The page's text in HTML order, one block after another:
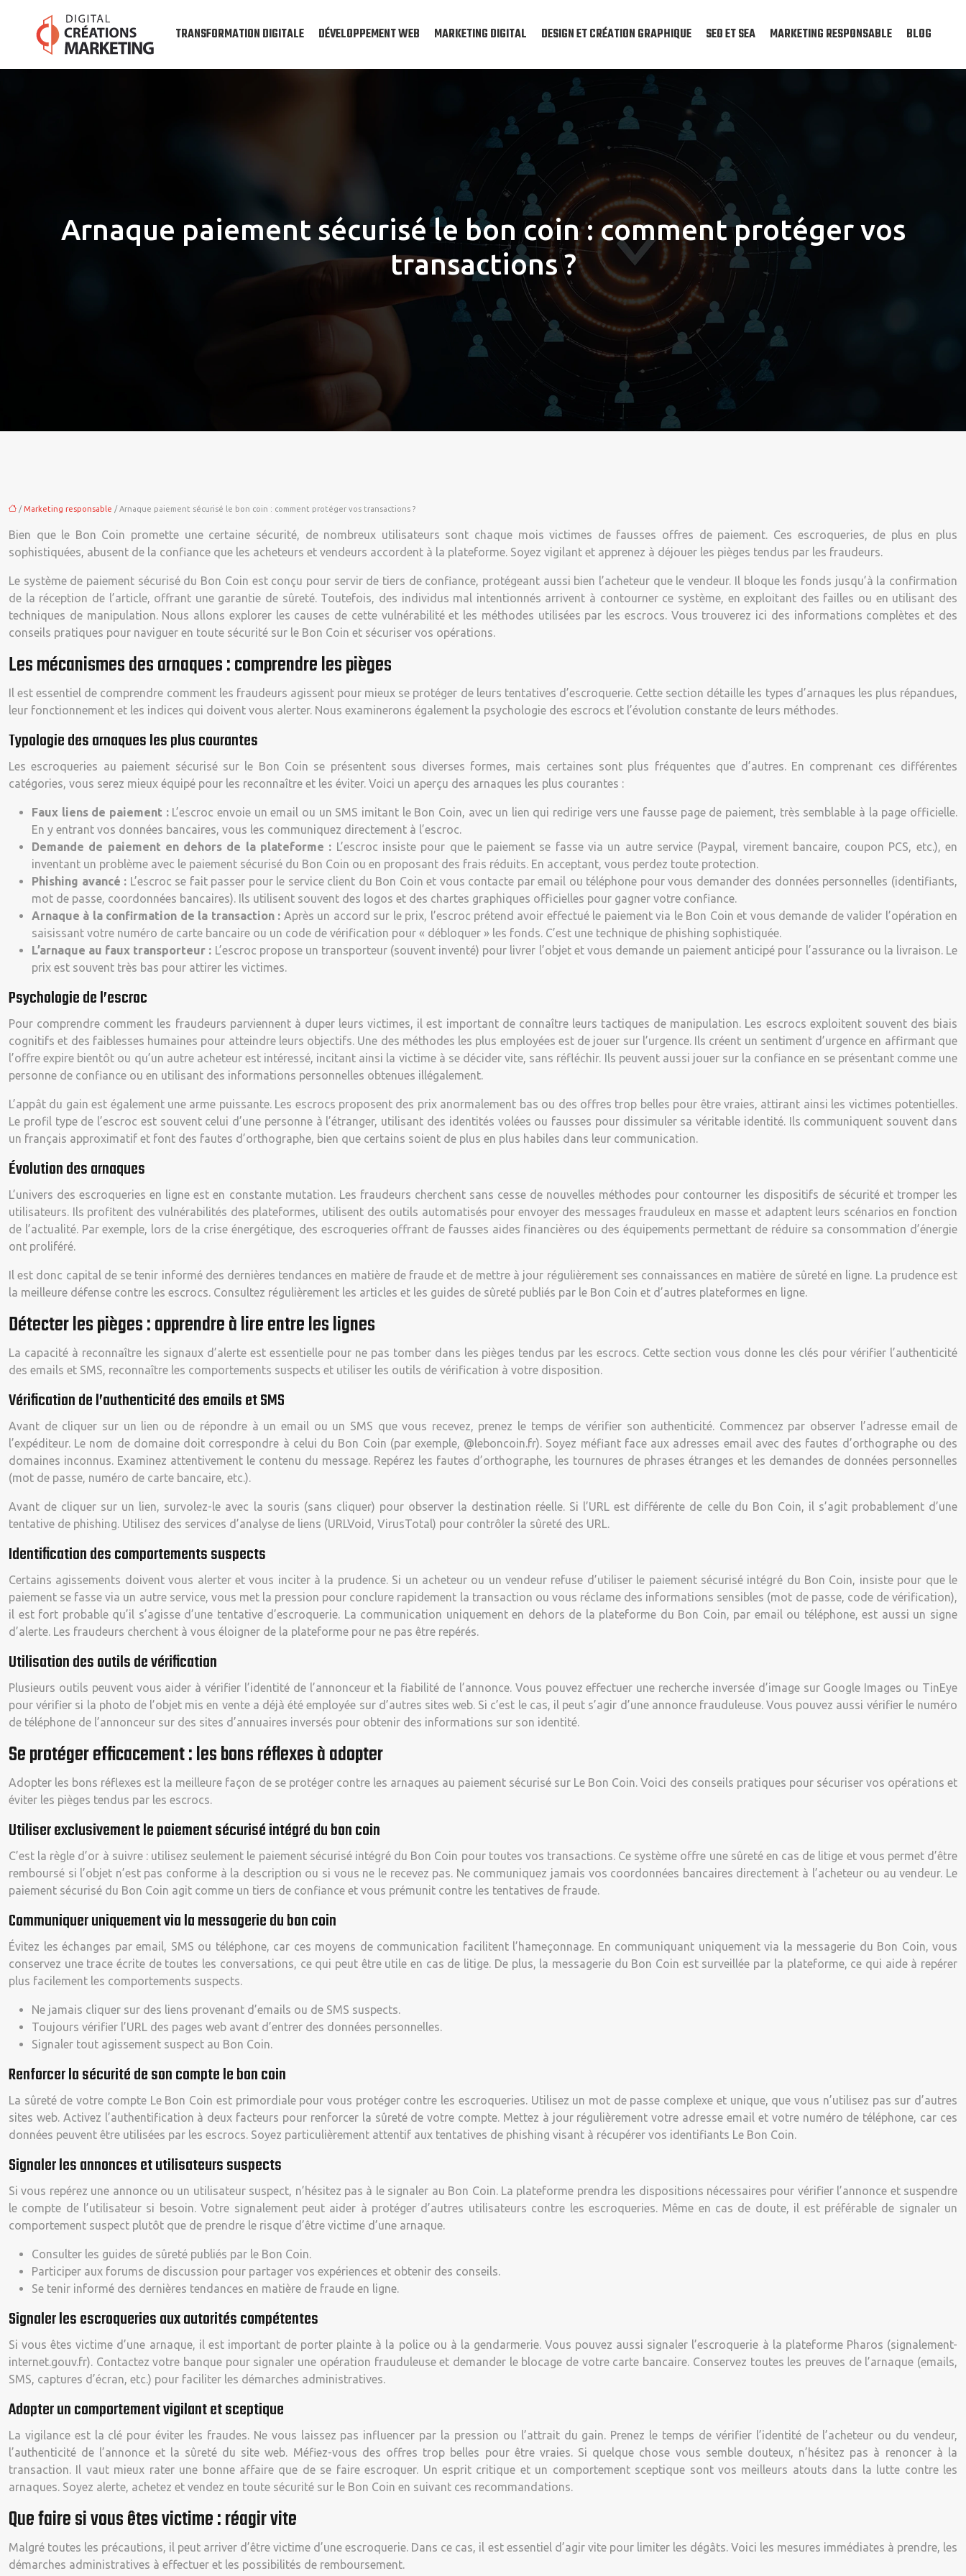
TRANSFORMATION DIGITALE DÉVELOPPEMENT WEB MARKETING DIGITAL DESIGN ET CRÉATION GRAPHIQUE SEO ET SEA MARKETING RESPONSABLE BLOG
Arnaque paiement sécurisé le bon coin : comment protéger vos
transactions ?
/Marketing responsable / Arnaque paiement sécurisé le bon coin : comment protéger vos transactions ?
Bien que le Bon Coin promette une certaine sécurité, de nombreux utilisateurs sont chaque mois victimes de fausses offres de paiement. Ces escroqueries, de plus en plus
sophistiquées, abusent de la confiance que les acheteurs et vendeurs accordent à la plateforme. Soyez vigilant et apprenez à déjouer les pièges tendus par les fraudeurs.
Le système de paiement sécurisé du Bon Coin est conçu pour servir de tiers de confiance, protégeant aussi bien l’acheteur que le vendeur. Il bloque les fonds jusqu’à la confirmation
de la réception de l’article, offrant une garantie de sûreté. Toutefois, des individus mal intentionnés arrivent à contourner ce système, en exploitant des failles ou en utilisant des
techniques de manipulation. Nous allons explorer les causes de cette vulnérabilité et les méthodes utilisées par les escrocs. Vous trouverez ici des informations complètes et des
conseils pratiques pour naviguer en toute sécurité sur le Bon Coin et sécuriser vos opérations.
Les mécanismes des arnaques : comprendre les pièges
Il est essentiel de comprendre comment les fraudeurs agissent pour mieux se protéger de leurs tentatives d’escroquerie. Cette section détaille les types d’arnaques les plus répandues,
leur fonctionnement et les indices qui doivent vous alerter. Nous examinerons également la psychologie des escrocs et l’évolution constante de leurs méthodes.
Typologie des arnaques les plus courantes
Les escroqueries au paiement sécurisé sur le Bon Coin se présentent sous diverses formes, mais certaines sont plus fréquentes que d’autres. En comprenant ces différentes
catégories, vous serez mieux équipé pour les reconnaître et les éviter. Voici un aperçu des arnaques les plus courantes :
Faux liens de paiement : L’escroc envoie un email ou un SMS imitant le Bon Coin, avec un lien qui redirige vers une fausse page de paiement, très semblable à la page officielle.
En y entrant vos données bancaires, vous les communiquez directement à l’escroc.
Demande de paiement en dehors de la plateforme : L’escroc insiste pour que le paiement se fasse via un autre service (Paypal, virement bancaire, coupon PCS, etc.), en
inventant un problème avec le paiement sécurisé du Bon Coin ou en proposant des frais réduits. En acceptant, vous perdez toute protection.
Phishing avancé : L’escroc se fait passer pour le service client du Bon Coin et vous contacte par email ou téléphone pour vous demander des données personnelles (identifiants,
mot de passe, coordonnées bancaires). Ils utilisent souvent des logos et des chartes graphiques officielles pour gagner votre confiance.
Arnaque à la confirmation de la transaction : Après un accord sur le prix, l’escroc prétend avoir effectué le paiement via le Bon Coin et vous demande de valider l’opération en
saisissant votre numéro de carte bancaire ou un code de vérification pour « débloquer » les fonds. C’est une technique de phishing sophistiquée.
L’arnaque au faux transporteur : L’escroc propose un transporteur (souvent inventé) pour livrer l’objet et vous demande un paiement anticipé pour l’assurance ou la livraison. Le
prix est souvent très bas pour attirer les victimes.
Psychologie de l’escroc
Pour comprendre comment les fraudeurs parviennent à duper leurs victimes, il est important de connaître leurs tactiques de manipulation. Les escrocs exploitent souvent des biais
cognitifs et des faiblesses humaines pour atteindre leurs objectifs. Une des méthodes les plus employées est de jouer sur l’urgence. Ils créent un sentiment d’urgence en affirmant que
l’offre expire bientôt ou qu’un autre acheteur est intéressé, incitant ainsi la victime à se décider vite, sans réfléchir. Ils peuvent aussi jouer sur la confiance en se présentant comme une
personne de confiance ou en utilisant des informations personnelles obtenues illégalement.
L’appât du gain est également une arme puissante. Les escrocs proposent des prix anormalement bas ou des offres trop belles pour être vraies, attirant ainsi les victimes potentielles.
Le profil type de l’escroc est souvent celui d’une personne à l’étranger, utilisant des identités volées ou fausses pour dissimuler sa véritable identité. Ils communiquent souvent dans
un français approximatif et font des fautes d’orthographe, bien que certains soient de plus en plus habiles dans leur communication.
Évolution des arnaques
L’univers des escroqueries en ligne est en constante mutation. Les fraudeurs cherchent sans cesse de nouvelles méthodes pour contourner les dispositifs de sécurité et tromper les
utilisateurs. Ils profitent des vulnérabilités des plateformes, utilisent des outils automatisés pour envoyer des messages frauduleux en masse et adaptent leurs scénarios en fonction
de l’actualité. Par exemple, lors de la crise énergétique, des escroqueries offrant de fausses aides financières ou des équipements permettant de réduire sa consommation d’énergie
ont proliféré.
Il est donc capital de se tenir informé des dernières tendances en matière de fraude et de mettre à jour régulièrement ses connaissances en matière de sûreté en ligne. La prudence est
la meilleure défense contre les escrocs. Consultez régulièrement les articles et les guides de sûreté publiés par le Bon Coin et d’autres plateformes en ligne.
Détecter les pièges : apprendre à lire entre les lignes
La capacité à reconnaître les signaux d’alerte est essentielle pour ne pas tomber dans les pièges tendus par les escrocs. Cette section vous donne les clés pour vérifier l’authenticité
des emails et SMS, reconnaître les comportements suspects et utiliser les outils de vérification à votre disposition.
Vérification de l’authenticité des emails et SMS
Avant de cliquer sur un lien ou de répondre à un email ou un SMS que vous recevez, prenez le temps de vérifier son authenticité. Commencez par observer l’adresse email de
l’expéditeur. Le nom de domaine doit correspondre à celui du Bon Coin (par exemple, @leboncoin.fr). Soyez méfiant face aux adresses email avec des fautes d’orthographe ou des
domaines inconnus. Examinez attentivement le contenu du message. Repérez les fautes d’orthographe, les tournures de phrases étranges et les demandes de données personnelles
(mot de passe, numéro de carte bancaire, etc.).
Avant de cliquer sur un lien, survolez-le avec la souris (sans cliquer) pour observer la destination réelle. Si l’URL est différente de celle du Bon Coin, il s’agit probablement d’une
tentative de phishing. Utilisez des services d’analyse de liens (URLVoid, VirusTotal) pour contrôler la sûreté des URL.
Identification des comportements suspects
Certains agissements doivent vous alerter et vous inciter à la prudence. Si un acheteur ou un vendeur refuse d’utiliser le paiement sécurisé intégré du Bon Coin, insiste pour que le
paiement se fasse via un autre service, vous met la pression pour conclure rapidement la transaction ou vous réclame des informations sensibles (mot de passe, code de vérification),
il est fort probable qu’il s’agisse d’une tentative d’escroquerie. La communication uniquement en dehors de la plateforme du Bon Coin, par email ou téléphone, est aussi un signe
d’alerte. Les fraudeurs cherchent à vous éloigner de la plateforme pour ne pas être repérés.
Utilisation des outils de vérification
Plusieurs outils peuvent vous aider à vérifier l’identité de l’annonceur et la fiabilité de l’annonce. Vous pouvez effectuer une recherche inversée d’image sur Google Images ou TinEye
pour vérifier si la photo de l’objet mis en vente a déjà été employée sur d’autres sites web. Si c’est le cas, il peut s’agir d’une annonce frauduleuse. Vous pouvez aussi vérifier le numéro
de téléphone de l’annonceur sur des sites d’annuaires inversés pour obtenir des informations sur son identité.
Se protéger efficacement : les bons réflexes à adopter
Adopter les bons réflexes est la meilleure façon de se protéger contre les arnaques au paiement sécurisé sur Le Bon Coin. Voici des conseils pratiques pour sécuriser vos opérations et
éviter les pièges tendus par les escrocs.
Utiliser exclusivement le paiement sécurisé intégré du bon coin
C’est la règle d’or à suivre : utilisez seulement le paiement sécurisé intégré du Bon Coin pour toutes vos transactions. Ce système offre une sûreté en cas de litige et vous permet d’être
remboursé si l’objet n’est pas conforme à la description ou si vous ne le recevez pas. Ne communiquez jamais vos coordonnées bancaires directement à l’acheteur ou au vendeur. Le
paiement sécurisé du Bon Coin agit comme un tiers de confiance et vous prémunit contre les tentatives de fraude.
Communiquer uniquement via la messagerie du bon coin
Évitez les échanges par email, SMS ou téléphone, car ces moyens de communication facilitent l’hameçonnage. En communiquant uniquement via la messagerie du Bon Coin, vous
conservez une trace écrite de toutes les conversations, ce qui peut être utile en cas de litige. De plus, la messagerie du Bon Coin est surveillée par la plateforme, ce qui aide à repérer
plus facilement les comportements suspects.
Ne jamais cliquer sur des liens provenant d’emails ou de SMS suspects.
Toujours vérifier l’URL des pages web avant d’entrer des données personnelles.
Signaler tout agissement suspect au Bon Coin.
Renforcer la sécurité de son compte le bon coin
La sûreté de votre compte Le Bon Coin est primordiale pour vous protéger contre les escroqueries. Utilisez un mot de passe complexe et unique, que vous n’utilisez pas sur d’autres
sites web. Activez l’authentification à deux facteurs pour renforcer la sûreté de votre compte. Mettez à jour régulièrement votre adresse email et votre numéro de téléphone, car ces
données peuvent être utilisées par les escrocs. Soyez particulièrement attentif aux tentatives de phishing visant à récupérer vos identifiants Le Bon Coin.
Signaler les annonces et utilisateurs suspects
Si vous repérez une annonce ou un utilisateur suspect, n’hésitez pas à le signaler au Bon Coin. La plateforme prendra les dispositions nécessaires pour vérifier l’annonce et suspendre
le compte de l’utilisateur si besoin. Votre signalement peut aider à protéger d’autres utilisateurs contre les escroqueries. Même en cas de doute, il est préférable de signaler un
comportement suspect plutôt que de prendre le risque d’être victime d’une arnaque.
Consulter les guides de sûreté publiés par le Bon Coin.
Participer aux forums de discussion pour partager vos expériences et obtenir des conseils.
Se tenir informé des dernières tendances en matière de fraude en ligne.
Signaler les escroqueries aux autorités compétentes
Si vous êtes victime d’une arnaque, il est important de porter plainte à la police ou à la gendarmerie. Vous pouvez aussi signaler l’escroquerie à la plateforme Pharos (signalement-
internet.gouv.fr). Contactez votre banque pour signaler une opération frauduleuse et demander le blocage de votre carte bancaire. Conservez toutes les preuves de l’arnaque (emails,
SMS, captures d’écran, etc.) pour faciliter les démarches administratives.
Adopter un comportement vigilant et sceptique
La vigilance est la clé pour éviter les fraudes. Ne vous laissez pas influencer par la pression ou l’attrait du gain. Prenez le temps de vérifier l’identité de l’acheteur ou du vendeur,
l’authenticité de l’annonce et la sûreté du site web. Méfiez-vous des offres trop belles pour être vraies. Si quelque chose vous semble douteux, n’hésitez pas à renoncer à la
transaction. Il vaut mieux rater une bonne affaire que de se faire escroquer. Un esprit critique et un comportement sceptique sont vos meilleurs atouts dans la lutte contre les
arnaques. Soyez alerte, achetez et vendez en toute sécurité sur le Bon Coin en suivant ces recommandations.
Que faire si vous êtes victime : réagir vite
Malgré toutes les précautions, il peut arriver d’être victime d’une escroquerie. Dans ce cas, il est essentiel d’agir vite pour limiter les dégâts. Voici les mesures immédiates à prendre, les
démarches administratives à effectuer et les possibilités de remboursement.